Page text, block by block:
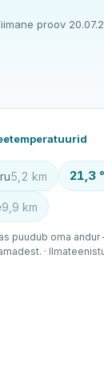
proov
5,2 km 21,3
9,9 km
puudub oma
·